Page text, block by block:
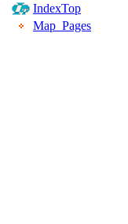
IndexTop
Map_Pages